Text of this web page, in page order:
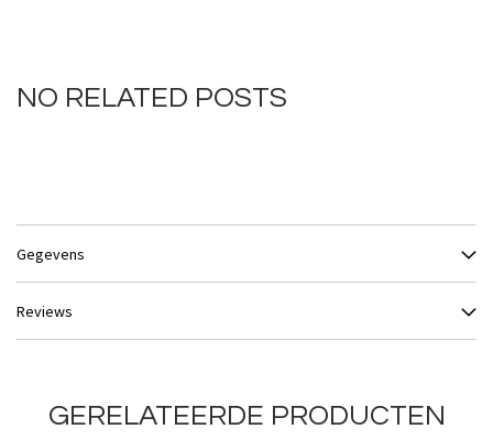
NO RELATED POSTS
Gegevens
Reviews
GERELATEERDE PRODUCTEN